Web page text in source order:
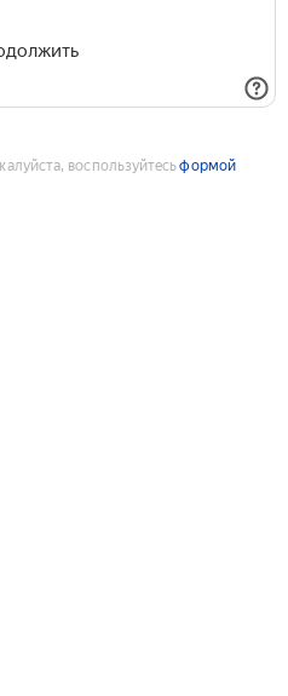
воспользуйтесьформой